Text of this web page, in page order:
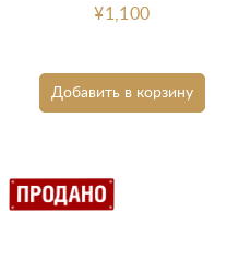
Добавить в корзину
¥1,100